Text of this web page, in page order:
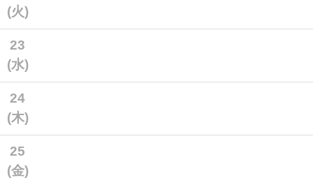
(火)
23
(水)
24
(木)
25
(金)